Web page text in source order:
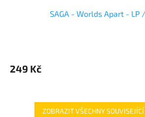
SAGA - Worlds Apart - LP
249 Kč
ZOBRAZIT VŠECHNY